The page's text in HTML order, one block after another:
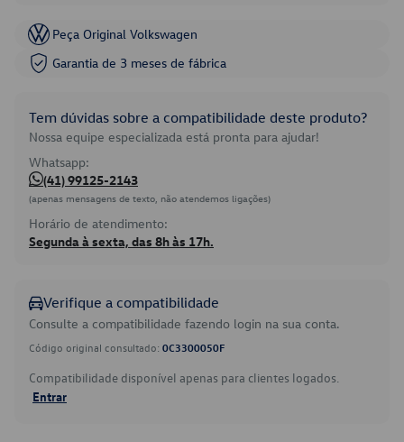
Peça Original Volkswagen
Garantia de 3 meses de fábrica
Tem dúvidas sobre a compatibilidade deste produto?
Nossa equipe especializada está pronta para ajudar!
Whatsapp:
(41) 99125-2143
(apenas mensagens de texto, não atendemos ligações)
Horário de atendimento:
Segunda à sexta, das 8h às 17h.
Verifique a compatibilidade
Consulte a compatibilidade fazendo login na sua conta.
Código original consultado: 0C3300050F
Compatibilidade disponível apenas para clientes logados.
Entrar